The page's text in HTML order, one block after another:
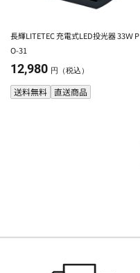
長輝LITETEC 充電式LED投光器 33Ｗ P
O-31
12,980 円（税込）
送料無料 直送商品